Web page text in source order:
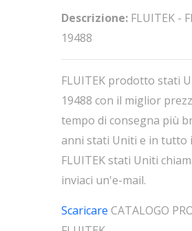
Descrizione: FLUITEK -
19488
FLUITEK prodotto stati
19488 con il miglior
tempo di consegna più
anni stati Uniti e in tutto
FLUITEK stati Uniti
inviaci un'e-mail.
Scaricare CATALOGO